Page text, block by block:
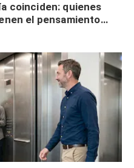
coinciden: quienes
el pensamiento
desinterés